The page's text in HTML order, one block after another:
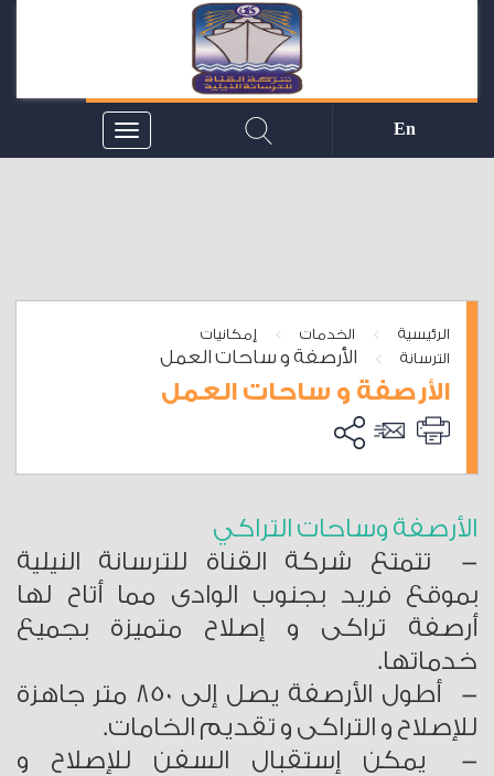
En
الرئيسية > الخدمات >
إمكانيات
الترسانة
> الأرصفة و ساحات العمل
الأرصفة و ساحات العمل
الأرصفة وساحات التراكي
- تتمتع شركة القناة للترسانة النيلية
بموقع فريد بجنوب الوادى مما أتاح لها
أرصفة تراكى و إصلاح متميزة بجميع
خدماتها.
- أطول الأرصفة يصل إلى 850 متر جاهزة
للإصلاح و التراكى و تقديم الخامات.
- يمكن إستقبال السفن للإصلاح و